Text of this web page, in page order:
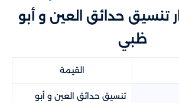
تنسيق حدائق العين و أبو
ظبي​​
القيمة
تنسيق حدائق العين و أبو